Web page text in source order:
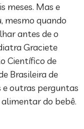
meses. Mas e
mesmo quando
antes de o
Graciete
Científico de
Brasileira de
e outras perguntas
do bebê.